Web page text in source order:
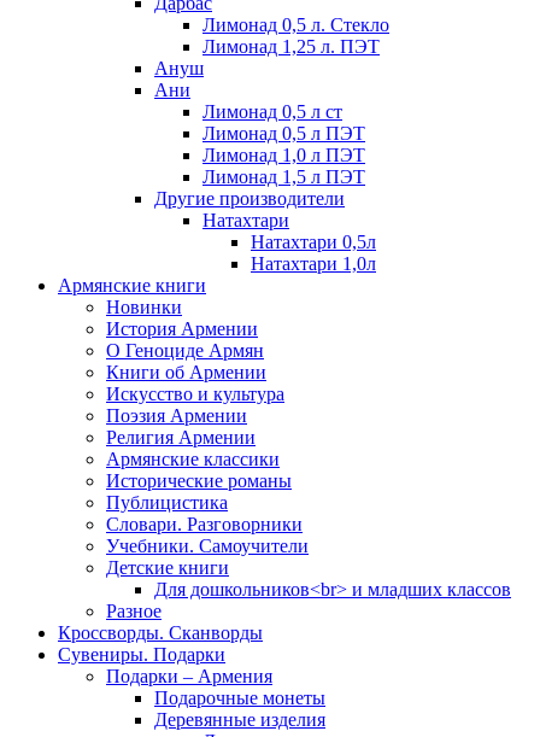
Лимонад 0,5 л. Стекло
Лимонад 1,25 л. ПЭТ
Ануш
Ани
Лимонад 0,5 л ст
Лимонад 0,5 л ПЭТ
Лимонад 1,0 л ПЭТ
Лимонад 1,5 л ПЭТ
Другие производители
Натахтари
Натахтари 0,5л
Натахтари 1,0л
Армянские книги
Новинки
История Армении
О Геноциде Армян
Книги об Армении
Иcкусство и культура
Поэзия Армении
Религия Армении
Армянские классики
Исторические романы
Публицистика
Словари. Разговорники
Учебники. Самоучители
Детские книги
Для дошкольников<br> и младших классов
Разное
Кроссворды. Сканворды
Сувениры. Подарки
Подарки – Армения
Подарочные монеты
Деревянные изделия